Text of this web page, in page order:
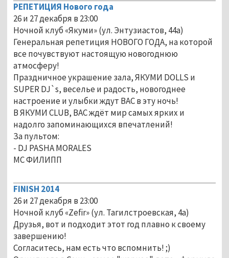
РЕПЕТИЦИЯ Нового года
26 и 27 декабря в 23:00
Ночной клуб «Якуми» (ул. Энтузиастов, 44а)
Генеральная репетиция НОВОГО ГОДА, на которой
все почувствуют настоящую новогоднюю
атмосферу!
Праздничное украшение зала, ЯКУМИ DOLLS и
SUPER DJ`s, веселье и радость, новогоднее
настроение и улыбки ждут ВАС в эту ночь!
В ЯКУМИ CLUB, ВАС ждёт мир самых ярких и
надолго запоминающихся впечатлений!
За пультом:
- DJ PASHA MORALES
МС ФИЛИПП
FINISH 2014
26 и 27 декабря в 23:00
Ночной клуб «Zefir» (ул. Тагилстроевская, 4а)
Друзья, вот и подходит этот год плавно к своему
завершению!
Согласитесь, нам есть что вспомнить! ;)